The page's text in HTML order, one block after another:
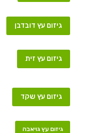
גיזום עץ דובדבן
גיזום עץ זית
גיזום עץ שקד
גיזום עץ גויאבה